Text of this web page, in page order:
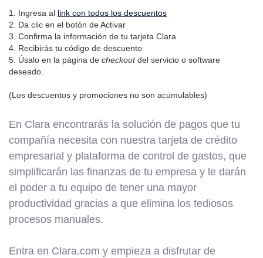
1. Ingresa al link con todos los descuentos
2. Da clic en el botón de Activar
3. Confirma la información de tu tarjeta Clara
4. Recibirás tu código de descuento
5. Úsalo en la página de checkoutdel servicio o software
deseado.
(Los descuentos y promociones no son acumulables)
En Clara encontrarás la solución de pagos que tu
compañía necesita con nuestra tarjeta de crédito
empresarial y plataforma de control de gastos, que
simplificarán las finanzas de tu empresa y le darán
el poder a tu equipo de tener una mayor
productividad gracias a que elimina los tediosos
procesos manuales.
Entra en Clara.com y empieza a disfrutar de